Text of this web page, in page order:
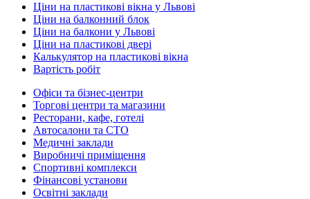
Ціни на пластикові вікна у Львові
Ціни на балконний блок
Ціни на балкони у Львові
Ціни на пластикові двері
Калькулятор на пластикові вікна
Вартість робіт
Офіси та бізнес-центри
Торгові центри та магазини
Ресторани, кафе, готелі
Автосалони та СТО
Медичні заклади
Виробничі приміщення
Спортивні комплекси
Фінансові установи
Освітні заклади